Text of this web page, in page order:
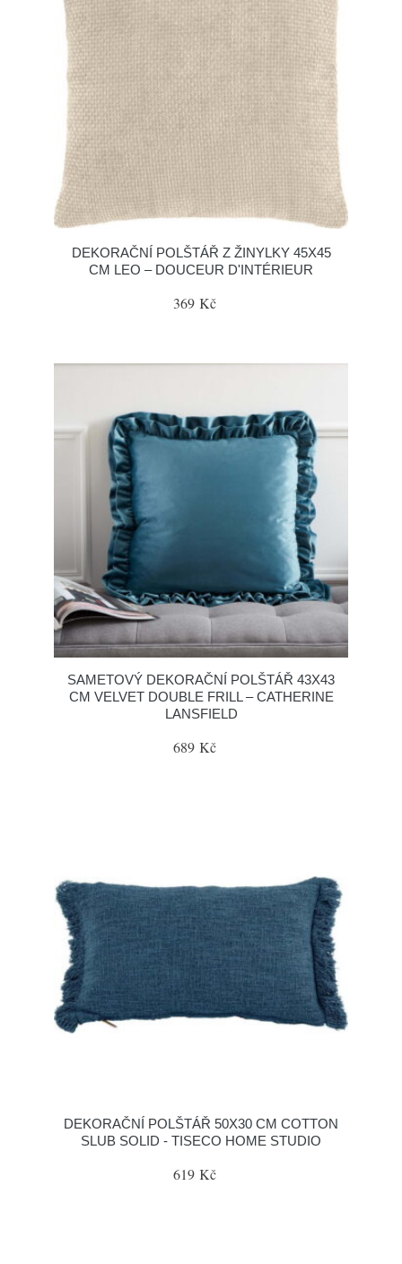
DEKORAČNÍ POLŠTÁŘ Z ŽINYLKY 45X45
CM LEO – DOUCEUR D'INTÉRIEUR
369 Kč
SAMETOVÝ DEKORAČNÍ POLŠTÁŘ 43X43
CM VELVET DOUBLE FRILL – CATHERINE
LANSFIELD
689 Kč
DEKORAČNÍ POLŠTÁŘ 50X30 CM COTTON
SLUB SOLID - TISECO HOME STUDIO
619 Kč